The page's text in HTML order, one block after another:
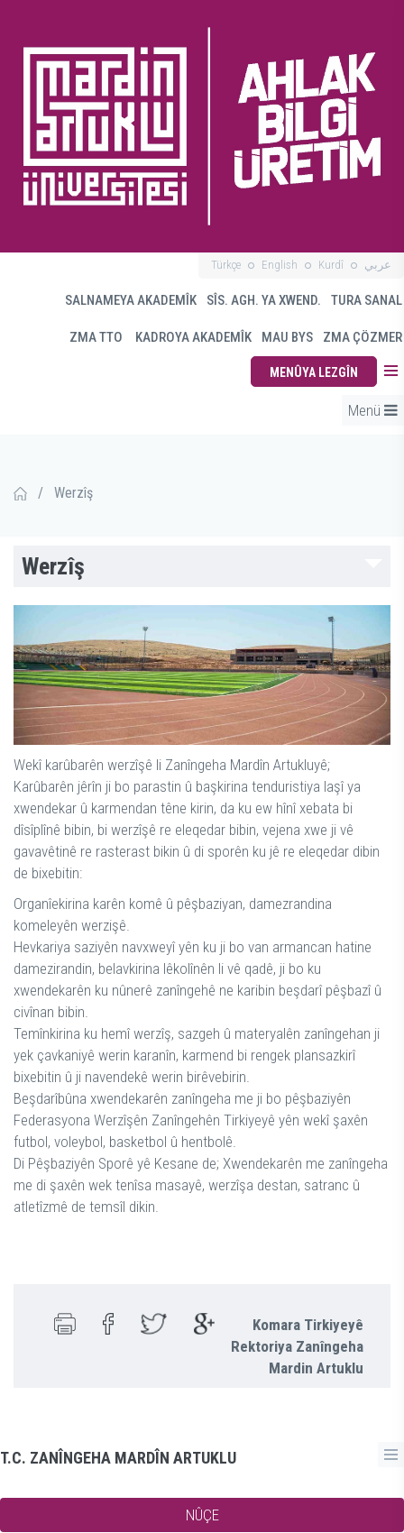
Türkçe English Kurdî عربي
SALNAMEYA AKADEMÎK SÎS. AGH. YA XWEND. TURA SANAL
ZMA TTO KADROYA AKADEMÎK MAU BYS ZMA ÇÖZMER
MENÛYA LEZGÎN
Menü
/ Werzîş
Werzîş
Wekî karûbarên werzîşê li Zanîngeha Mardîn Artukluyê;
Karûbarên jêrîn ji bo parastin û başkirina tenduristiya laşî ya
xwendekar û karmendan têne kirin, da ku ew hînî xebata bi
dîsîplînê bibin, bi werzîşê re eleqedar bibin, vejena xwe ji vê
gavavêtinê re rasterast bikin û di sporên ku jê re eleqedar dibin
de bixebitin:
Organîekirina karên komê û pêşbaziyan, damezrandina
komeleyên werzişê.
Hevkariya saziyên navxweyî yên ku ji bo van armancan hatine
damezirandin, belavkirina lêkolînên li vê qadê, ji bo ku
xwendekarên ku nûnerê zanîngehê ne karibin beşdarî pêşbazî û
civînan bibin.
Temînkirina ku hemî werzîş, sazgeh û materyalên zanîngehan ji
yek çavkaniyê werin karanîn, karmend bi rengek plansazkirî
bixebitin û ji navendekê werin birêvebirin.
Beşdarîbûna xwendekarên zanîngeha me ji bo pêşbaziyên
Federasyona Werzîşên Zanîngehên Tirkiyeyê yên wekî şaxên
futbol, voleybol, basketbol û hentbolê.
Di Pêşbaziyên Sporê yê Kesane de; Xwendekarên me zanîngeha
me di şaxên wek tenîsa masayê, werzîşa destan, satranc û
atletîzmê de temsîl dikin.
Komara Tirkiyeyê
Rektoriya Zanîngeha
Mardin Artuklu
T.C. ZANÎNGEHA MARDÎN ARTUKLU
NÛÇE